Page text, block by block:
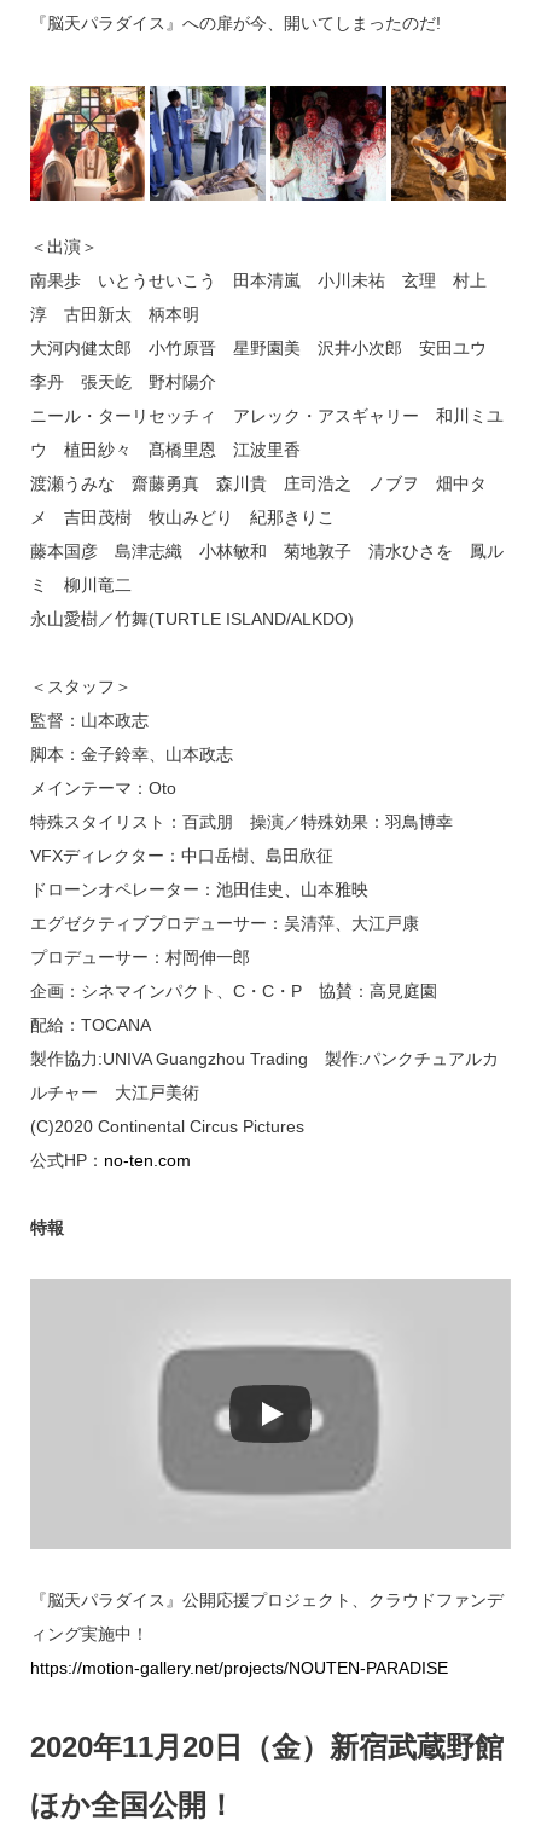
『脳天パラダイス』への扉が今、開いてしまったのだ!
＜出演＞
南果歩 いとうせいこう 田本清嵐 小川未祐 玄理 村上
淳 古田新太 柄本明
大河内健太郎 小竹原晋 星野園美 沢井小次郎 安田ユウ
李丹 張天屹 野村陽介
ニール・ターリセッチィ アレック・アスギャリー 和川ミユ
ウ 植田紗々 髙橋里恩 江波里香
渡瀬うみな 齋藤勇真 森川貴 庄司浩之 ノブヲ 畑中タ
メ 吉田茂樹 牧山みどり 紀那きりこ
藤本国彦 島津志織 小林敏和 菊地敦子 清水ひさを 鳳ル
ミ 柳川竜二
永山愛樹／竹舞(TURTLE ISLAND/ALKDO)
＜スタッフ＞
監督：山本政志
脚本：金子鈴幸、山本政志
メインテーマ：Oto
特殊スタイリスト：百武朋 操演／特殊効果：羽鳥博幸
VFXディレクター：中口岳樹、島田欣征
ドローンオペレーター：池田佳史、山本雅映
エグゼクティブプロデューサー：吴清萍、大江戸康
プロデューサー：村岡伸一郎
企画：シネマインパクト、C・C・P 協賛：高見庭園
配給：TOCANA
製作協力:UNIVA Guangzhou Trading 製作:パンクチュアルカ
ルチャー 大江戸美術
(C)2020 Continental Circus Pictures
公式HP： no-ten.com
特報
『脳天パラダイス』公開応援プロジェクト、クラウドファンデ
ィング実施中！
https://motion-gallery.net/projects/NOUTEN-PARADISE
2020年11月20日（金）新宿武蔵野館
ほか全国公開！